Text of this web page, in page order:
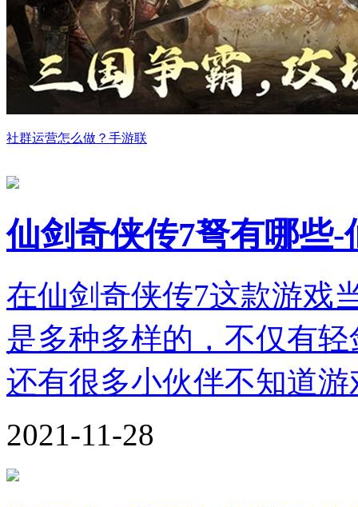
社群运营怎么做？手游联
仙剑奇侠传7弩有哪些
在仙剑奇侠传7这款游戏
是多种多样的，不仅有
还有很多小伙伴不知道
2021-11-28